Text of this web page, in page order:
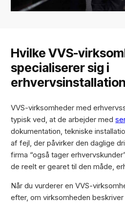
Hvilke VVS-
specialiserer sig i
VVS-virksomheder med
typisk ved, at de arbejder med
dokumentation, tekniske
af fejl, der påvirker den daglige
firma “også tager
de reelt er gearet til den måde,
Når du vurderer en VVS-
efter, om virksomheden